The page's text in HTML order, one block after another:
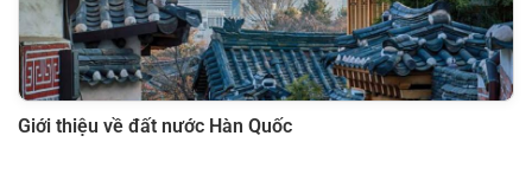
Giới thiệu về đất nước Hàn Quốc